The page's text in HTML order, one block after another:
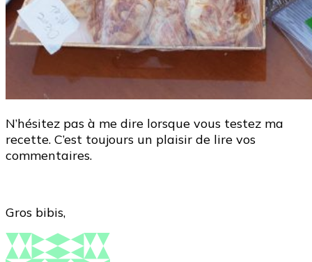
N’hésitez pas à me dire lorsque vous testez ma
recette. C’est toujours un plaisir de lire vos
commentaires.
Gros bibis,